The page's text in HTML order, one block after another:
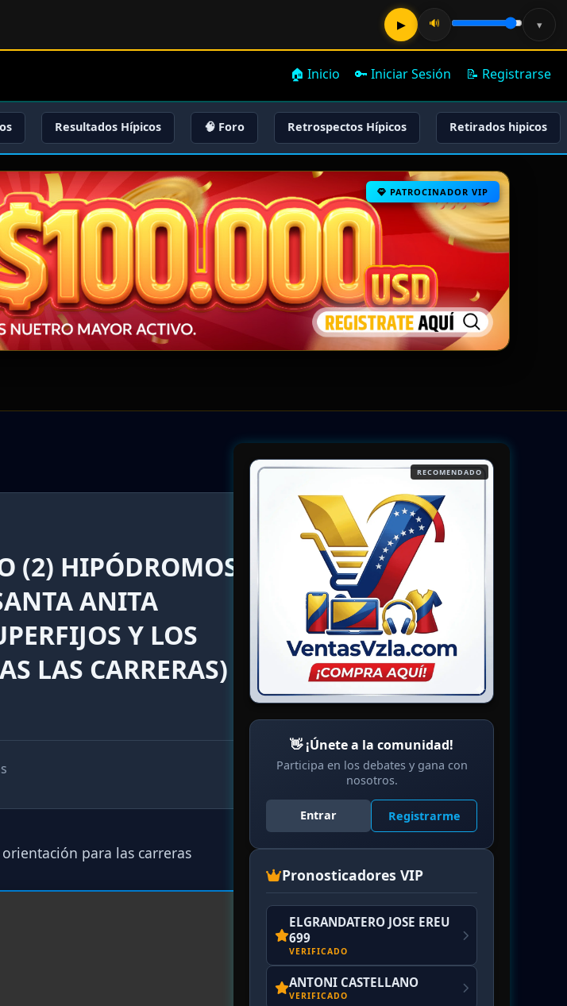
🏠 Inicio 🔑 Iniciar Sesión 📝 Registrarse
Resultados Hípicos 🧠 Foro Retrospectos Hípicos Retirados hipicos
PATROCINADOR VIP
(2) HIPÓDROMOS
ANITA
Y LOS
LAS CARRERAS)
para las carreras
RECOMENDADO
👋 ¡Únete a la comunidad!
Participa en los debates y gana con
nosotros.
Entrar Registrarme
Pronosticadores VIP
ELGRANDATERO JOSE EREU
699
VERIFICADO
ANTONI CASTELLANO
VERIFICADO
▶ 🔊 ▾